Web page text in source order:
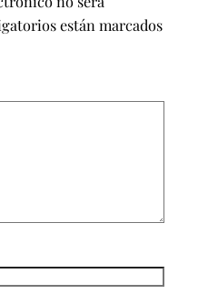
están marcados